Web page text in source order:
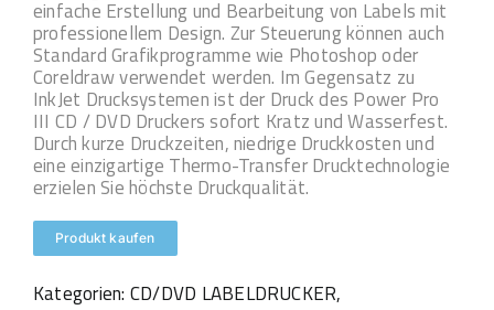
einfache Erstellung und Bearbeitung von Labels mit
professionellem Design. Zur Steuerung können auch
Standard Grafikprogramme wie Photoshop oder
Coreldraw verwendet werden. Im Gegensatz zu
InkJet Drucksystemen ist der Druck des Power Pro
III CD / DVD Druckers sofort Kratz und Wasserfest.
Durch kurze Druckzeiten, niedrige Druckkosten und
eine einzigartige Thermo-Transfer Drucktechnologie
erzielen Sie höchste Druckqualität.
Produkt kaufen
Kategorien: CD/DVD LABELDRUCKER,